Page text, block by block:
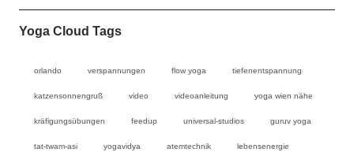
Yoga Cloud Tags
orlando verspannungen flow yoga tiefenentspannung
katzensonnengruß video videoanleitung yoga wien nähe
kräfigungsübungen feedup universal-studios guruv yoga
tat-twam-asi yogavidya atemtechnik lebensenergie